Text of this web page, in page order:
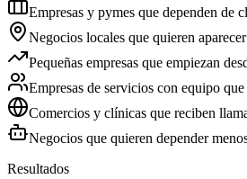
Empresas y pymes que dependen de
Negocios locales que quieren
Pequeñas empresas que empiezan
Empresas de servicios con equipo que
Comercios y clínicas que reciben
Negocios que quieren depender
Resultados